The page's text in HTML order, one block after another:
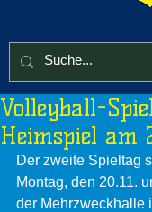
Volleyball-
Heimspiel am
Der zweite Spieltag
Montag, den 20.11.
der Mehrzweckhalle